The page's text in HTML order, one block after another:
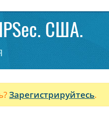
США.
Зарегистрируйтесь.